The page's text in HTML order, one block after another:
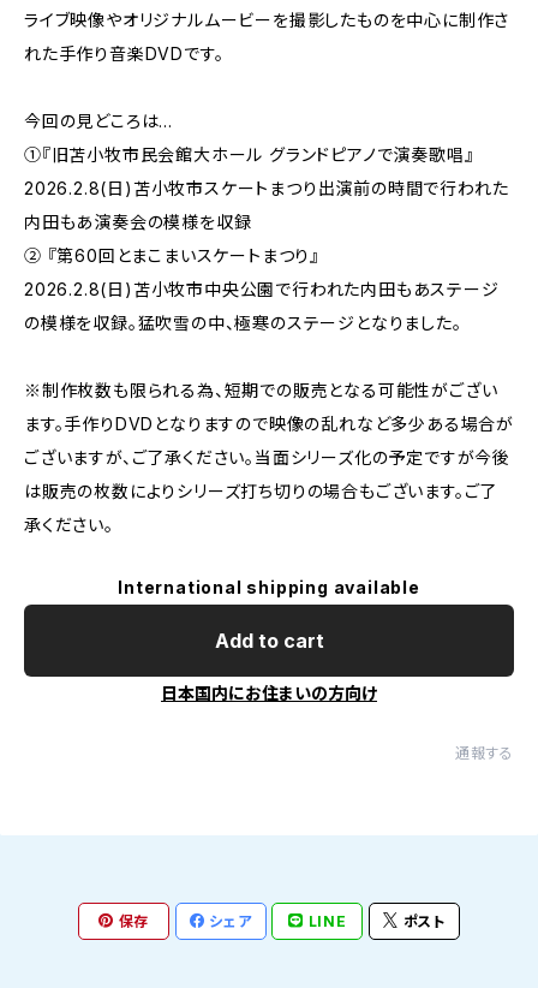
ライブ映像やオリジナルムービーを撮影したものを中心に制作さ
れた手作り音楽DVDです。
今回の見どころは…
①『旧苫小牧市民会館大ホール グランドピアノで演奏歌唱』
2026.2.8(日)苫小牧市スケートまつり出演前の時間で行われた
内田もあ演奏会の模様を収録
② 『第60回とまこまいスケートまつり』
2026.2.8(日)苫小牧市中央公園で行われた内田もあステージ
の模様を収録。猛吹雪の中、極寒のステージとなりました。
※制作枚数も限られる為、短期での販売となる可能性がござい
ます。手作りDVDとなりますので映像の乱れなど多少ある場合が
ございますが、ご了承ください。当面シリーズ化の予定ですが今後
は販売の枚数によりシリーズ打ち切りの場合もございます。ご了
承ください。
International shipping available
Add to cart
日本国内にお住まいの方向け
通報する
保存 シェア LINE ポスト